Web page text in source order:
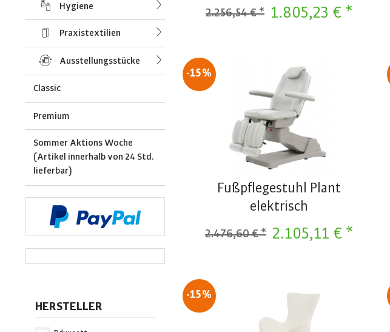
Hygiene
Praxistextilien
Ausstellungsstücke
Classic
Premium
Sommer Aktions Woche
(Artikel innerhalb von 24 Std.
lieferbar)
HERSTELLER
1.805,23 € *
2.256,54 € *
-15%
Fußpflegestuhl Plant
elektrisch
2.105,11 € *
2.476,60 € *
-15%